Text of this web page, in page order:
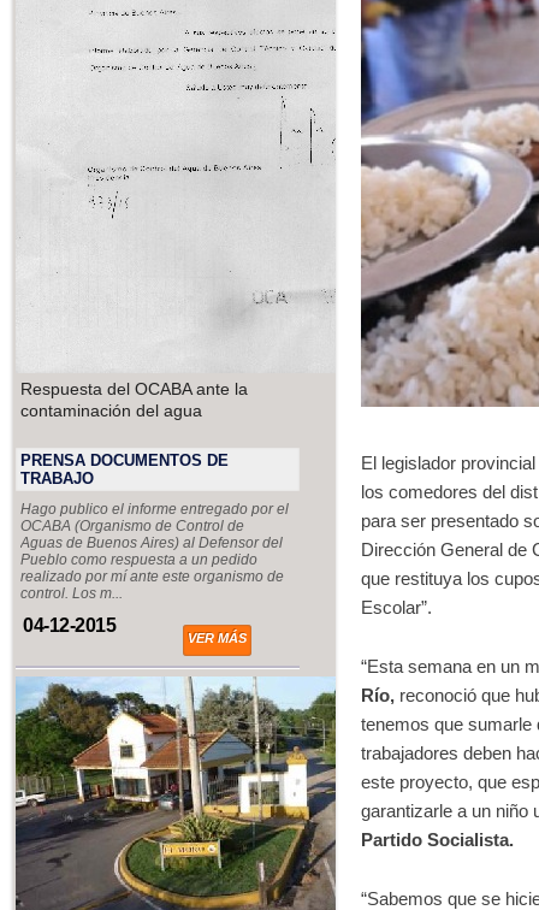
Respuesta del OCABA ante la
contaminación del agua
PRENSA DOCUMENTOS DE
TRABAJO
Hago publico el informe entregado por el
OCABA (Organismo de Control de
Aguas de Buenos Aires) al Defensor del
Pueblo como respuesta a un pedido
realizado por mí ante este organismo de
control. Los m...
04-12-2015
VER MÁS
El legislador provincial
los comedores del
para ser presentado
Dirección General de
que restituya los
Escolar”.
“Esta semana en un
Río, reconoció que
tenemos que sumarle
trabajadores deben
este proyecto, que
garantizarle a un niño
Partido Socialista.
“Sabemos que se